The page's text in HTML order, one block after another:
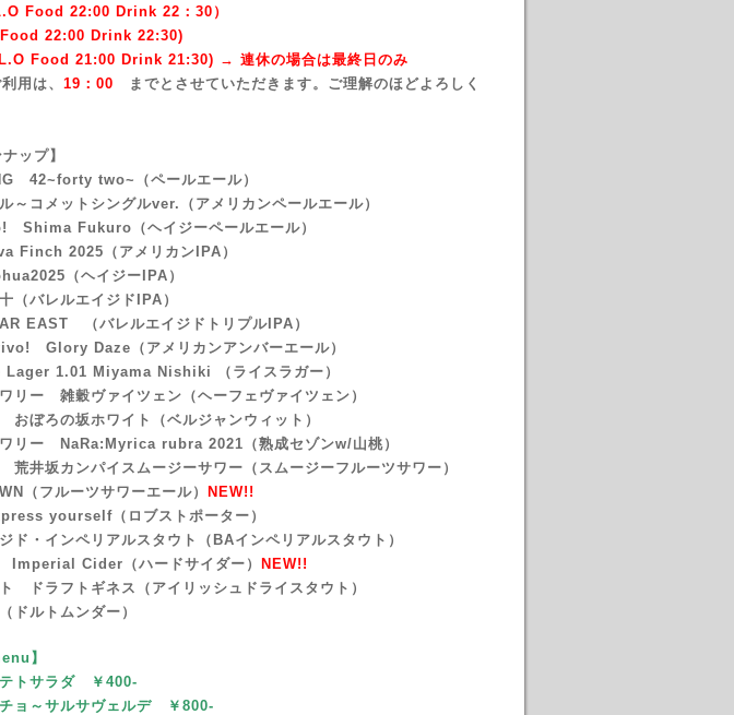
Food 22:00 Drink 22：30）
22:00 Drink 22:30)
L.O Food 21:00 Drink 21:30) → 連休の場合は最終日のみ
用は、 19：00
までとさせていただきます。ご理解のほどよろしく
ップ】
42~forty two~
（ペールエール）
コメットシングルver.（アメリカンペールエール）
Fukuro（ヘイジーペールエール）
2025（アメリカンIPA）
（ヘイジーIPA）
バレルエイジドIPA）
EAST （バレルエイジドトリプルIPA）
Glory Daze（アメリカンアンバーエール）
1.01 Miyama Nishiki （ライスラガー ）
リー 雑穀ヴァイツェン（ヘーフェヴァイツェン）
ぼろの坂ホワイト（ベルジャンウィット）
ワリー NaRa:Myrica rubra 2021 （熟成セゾンw/山桃）
井坂カンパイスムージーサワー（スムージーフルーツサワー）
（フルーツサワーエール）
NEW!!
yourself（ロブストポーター）
・インペリアルスタウト（BAインペリアルスタウト）
Cider（ハードサイダー）
NEW!!
ドラフトギネス（アイリッシュドライスタウト）
ドルトムンダー）
】
テトサラダ ￥400-
ョ～サルサヴェルデ ￥800-